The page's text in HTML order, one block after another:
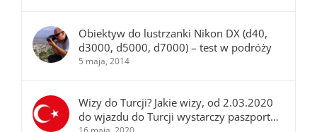
Obiektyw do lustrzanki Nikon DX (d40,
d3000, d5000, d7000) – test w podróży
5 maja, 2014
Wizy do Turcji? Jakie wizy, od 2.03.2020
do wjazdu do Turcji wystarczy paszport…